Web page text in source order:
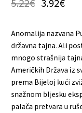
5.22€ 3.92€
Anomalija nazvana
državna tajna. Ali
mnogo strašnija
Američkih Država iz
prema Bijeloj kući
snažnom bljesku
palača pretvara u